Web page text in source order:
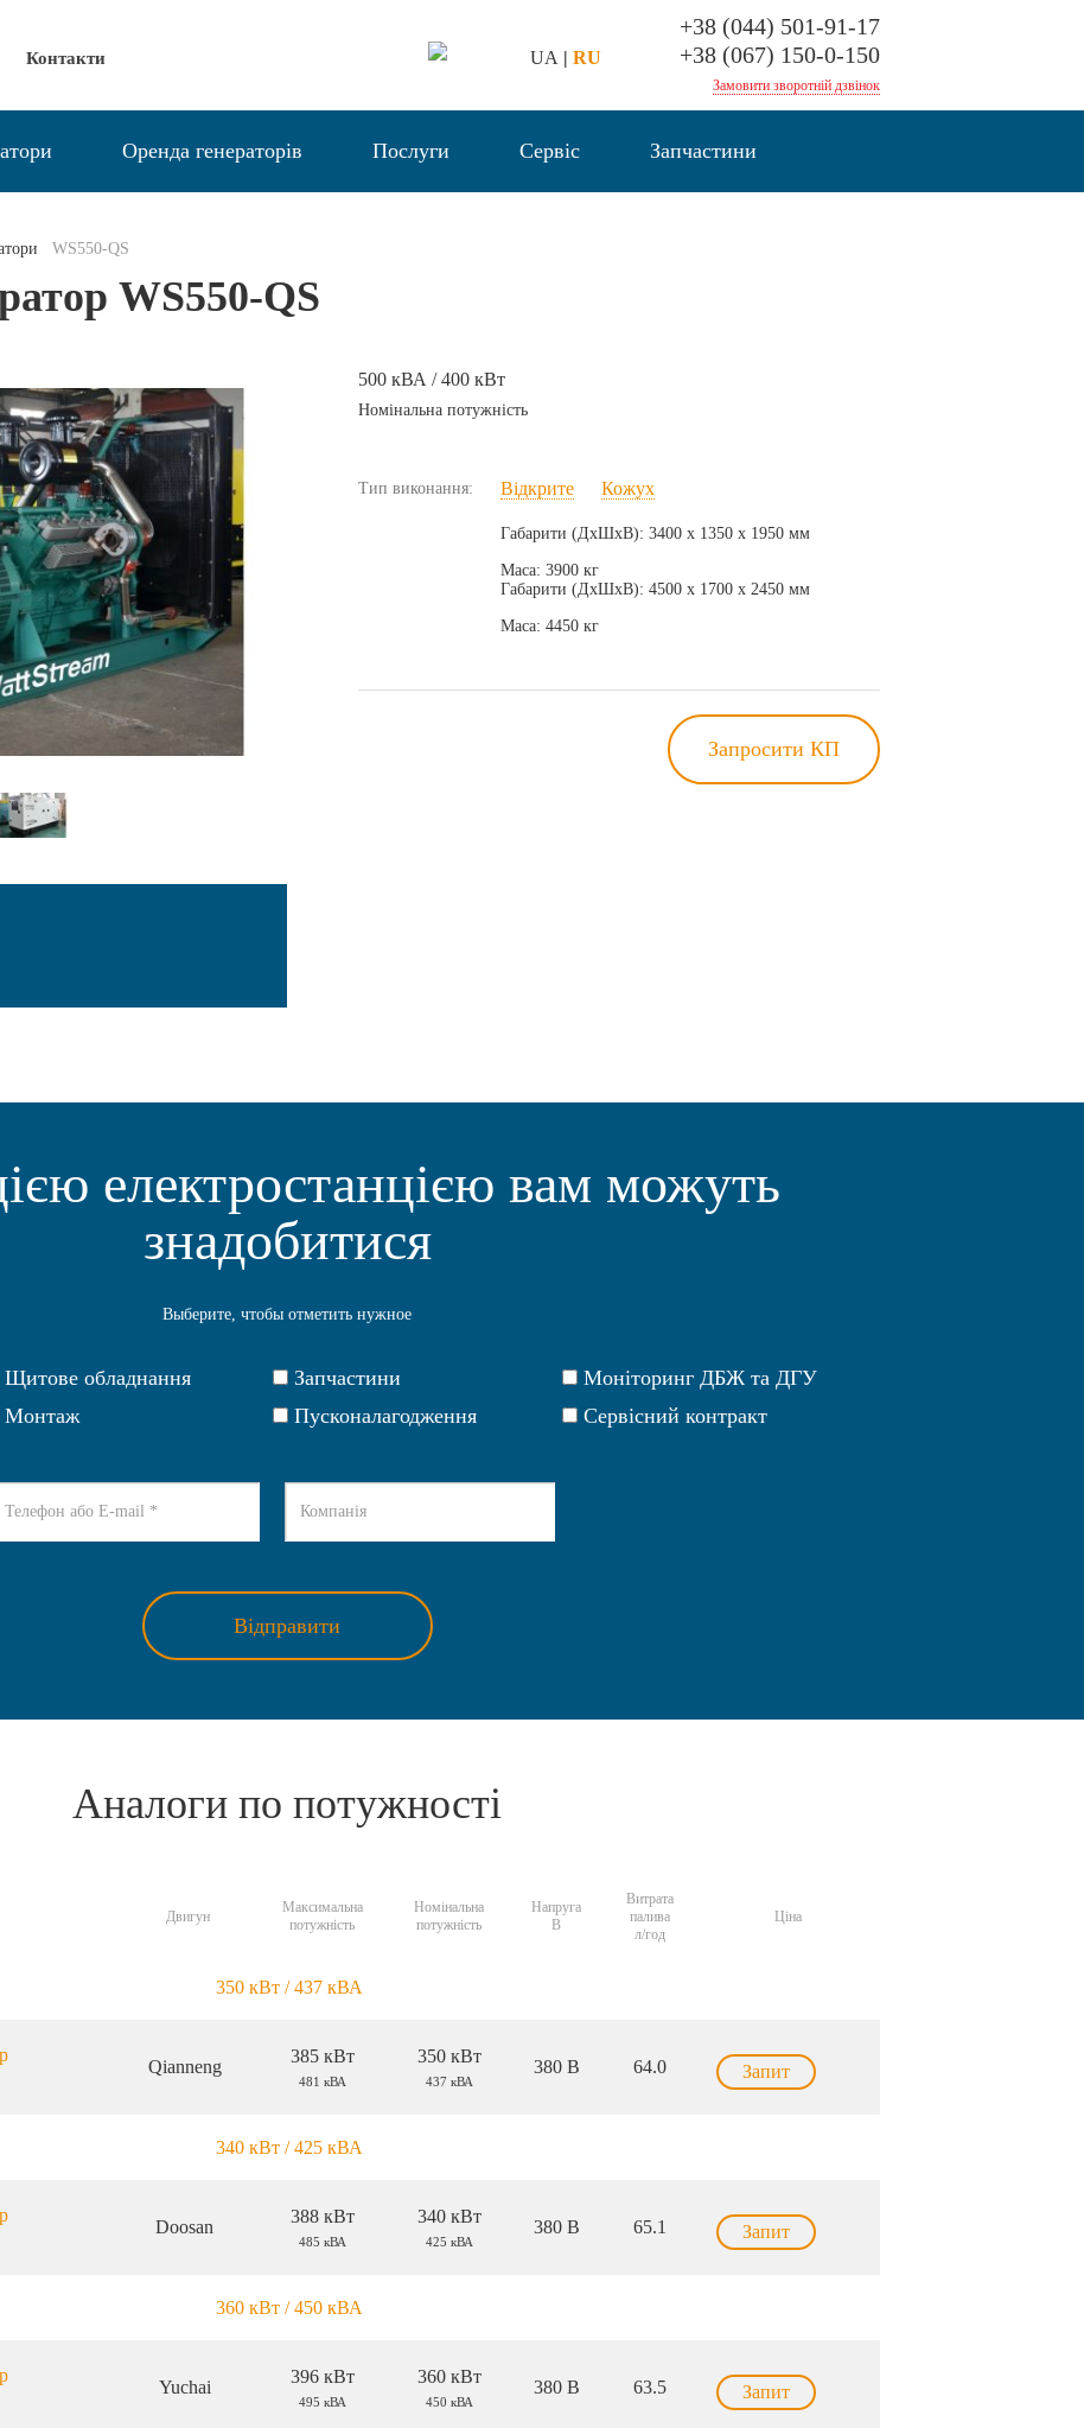
Контакти UA | RU
+38 (044) 501-91-17
+38 (067) 150-0-150
Замовити зворотній дзвінок
Оренда генераторів Послуги Сервіс Запчастини
WS550-QS
WS550-QS
500 кВА / 400 кВт
Номінальна потужність
Тип виконання: Відкрите Кожух
Габарити (ДхШхВ): 3400 х 1350 х 1950 мм
Маса: 3900 кг
Габарити (ДхШхВ): 4500 х 1700 х 2450 мм
Маса: 4450 кг
Запросити КП
електростанцією вам можуть
знадобитися
Выберите, чтобы отметить нужное
Щитове обладнання
Монтаж
Запчастини
Пусконалагодження
Моніторинг ДБЖ та ДГУ
Сервісний контракт
Відправити
Аналоги по потужності
Двигун
Максимальна
потужність
Номінальна
потужність
Напруга
В
Витрата
палива
л/год
Ціна
350 кВт / 437 кВА
Qianneng
385 кВт
481 кВА
350 кВт
437 кВА
380 В 64.0 Запит
340 кВт / 425 кВА
Doosan
388 кВт
485 кВА
340 кВт
425 кВА
380 В 65.1 Запит
360 кВт / 450 кВА
Yuchai
396 кВт
495 кВА
360 кВт
450 кВА
380 В 63.5 Запит